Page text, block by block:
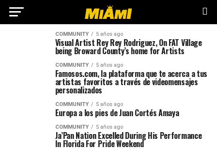
COMMUNITY 5 años ago
Visual Artist Rey Rey Rodriguez, On FAT Village
being Broward County’s home for Artists
COMMUNITY 5 años ago
Famosos.com, la plataforma que te acerca a tus
artistas favoritos a través de videomensajes
personalizados
COMMUNITY 5 años ago
Europa a los pies de Juan Cortés Amaya
COMMUNITY 5 años ago
Ja’Pan Nation Excelled During His Performance
In Florida For Pride Weekend